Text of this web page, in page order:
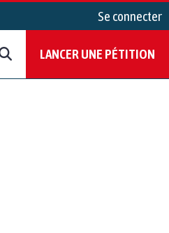
Se connecter
LANCER UNE PÉTITION